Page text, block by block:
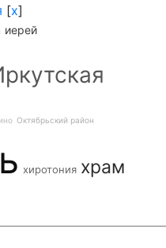
[x]
иерей
Октябрьский район
хиротония храм